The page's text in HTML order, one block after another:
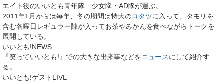
エイト役のいいとも青年隊・少女隊・AD隊が運ぶ。
2011年1月からは毎年、冬の期間は特大のコタツに入って、タモリを
含む各曜日レギュラー陣が入ってお茶やみかんを食べながらトークを
展開している。
いいとも!NEWS
『笑っていいとも!』での大きな出来事などをニュースにして紹介す
る。
いいとも!ゲストLIVE